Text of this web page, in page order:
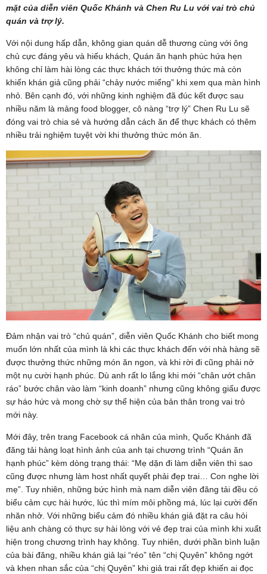
mặt của diễn viên Quốc Khánh và Chen Ru Lu với vai trò chủ
quán và trợ lý.
Với nội dung hấp dẫn, không gian quán dễ thương cùng với ông
chủ cực đáng yêu và hiếu khách, Quán ăn hạnh phúc hứa hẹn
không chỉ làm hài lòng các thực khách tới thưởng thức mà còn
khiến khán giả cũng phải “chảy nước miếng” khi xem qua màn hình
nhỏ. Bên cạnh đó, với những kinh nghiệm đã đúc kết được sau
nhiều năm là mảng food blogger, cô nàng “trợ lý” Chen Ru Lu sẽ
đóng vai trò chia sẻ và hướng dẫn cách ăn để thực khách có thêm
nhiều trải nghiệm tuyệt vời khi thưởng thức món ăn.
Đảm nhận vai trò “chủ quán”, diễn viên Quốc Khánh cho biết mong
muốn lớn nhất của mình là khi các thực khách đến với nhà hàng sẽ
được thưởng thức những món ăn ngon, và khi rời đi cũng phải nở
một nụ cười hạnh phúc. Dù anh rất lo lắng khi mới “chân ướt chân
ráo” bước chân vào làm “kinh doanh” nhưng cũng không giấu được
sự háo hức và mong chờ sự thể hiện của bản thân trong vai trò
mới này.
Mới đây, trên trang Facebook cá nhân của mình, Quốc Khánh đã
đăng tải hàng loạt hình ảnh của anh tại chương trình “Quán ăn
hạnh phúc” kèm dòng trạng thái: “Mẹ dặn đi làm diễn viên thì sao
cũng được nhưng làm host nhất quyết phải đẹp trai… Con nghe lời
mẹ”. Tuy nhiên, những bức hình mà nam diễn viên đăng tải đều có
biểu cảm cực hài hước, lúc thì mím môi phồng má, lúc lại cười đến
nhăn nhở. Với những biểu cảm đó nhiều khán giả đặt ra câu hỏi
liệu anh chàng có thực sự hài lòng với vẻ đẹp trai của mình khi xuất
hiện trong chương trình hay không. Tuy nhiên, dưới phần bình luận
của bài đăng, nhiều khán giả lại “réo” tên “chị Quyên” không ngớt
và khen nhan sắc của “chị Quyên” khi giả trai rất đẹp khiến ai đọc